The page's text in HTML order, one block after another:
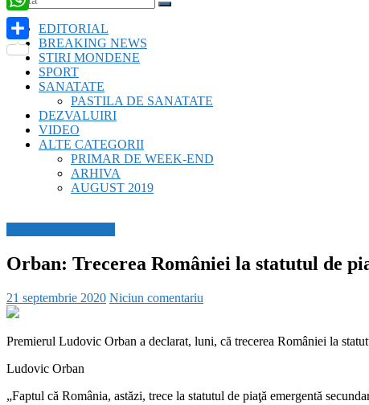
Reflectorul
de
Sud
EDITORIAL
BREAKING NEWS
STIRI MONDENE
SPORT
SANATATE
PASTILA DE SANATATE
DEZVALUIRI
VIDEO
ALTE CATEGORII
PRIMAR DE WEEK-END
ARHIVA
AUGUST 2019
Orban: Trecerea României la statutul de
21 septembrie 2020 Niciun comentariu
Premierul Ludovic Orban a declarat, luni, că trecerea României la
Ludovic Orban
„Faptul că România, astăzi, trece la statutul de piaţă emergentă
WhatsApp
Partajează